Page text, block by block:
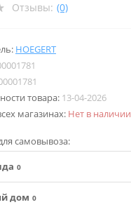
Отзывы: (0)
HOEGERT
товара: 13-04-2026
магазинах: Нет в наличии
самовывоза:
0
дом 0